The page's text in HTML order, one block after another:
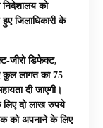
निदेशालय को
जिलाधिकारी के
जीरो डिफेक्ट,
कुल लागत का 75
दी जाएगी।
दो लाख रुपये
को अपनाने के लिए